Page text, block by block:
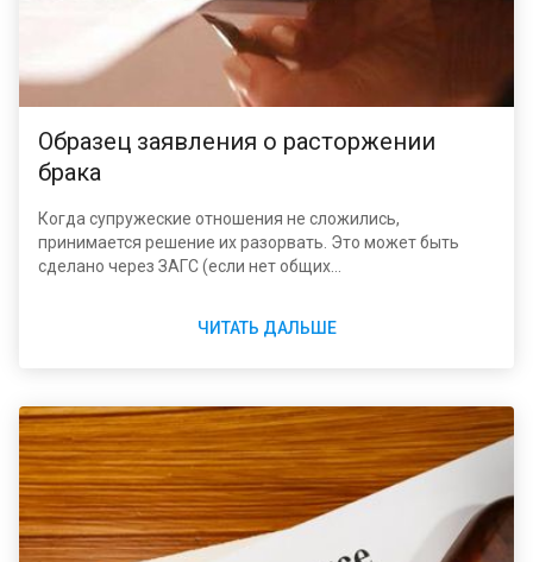
Образец заявления о расторжении
брака
Когда супружеские отношения не сложились,
принимается решение их разорвать. Это может быть
сделано через ЗАГС (если нет общих
нет возможности прибыть в орган ЗАГС или
иметь под рукой образец заявления на развод.
ЧИТАТЬ ДАЛЬШЕ